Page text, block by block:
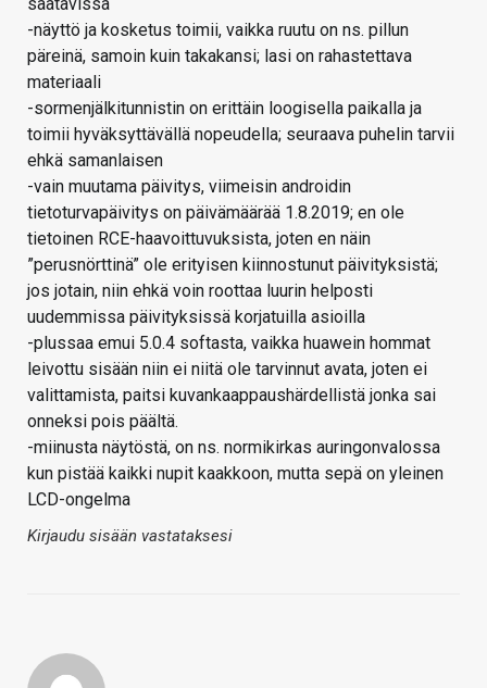
-näyttö ja kosketus toimii, vaikka ruutu on ns. pillun
päreinä, samoin kuin takakansi; lasi on rahastettava
materiaali
-sormenjälkitunnistin on erittäin loogisella paikalla ja
toimii hyväksyttävällä nopeudella; seuraava puhelin tarvii
ehkä samanlaisen
-vain muutama päivitys, viimeisin androidin
tietoturvapäivitys on päivämäärää 1.8.2019; en ole
tietoinen RCE-haavoittuvuksista, joten en näin
”perusnörttinä” ole erityisen kiinnostunut päivityksistä;
jos jotain, niin ehkä voin roottaa luurin helposti
uudemmissa päivityksissä korjatuilla asioilla
-plussaa emui 5.0.4 softasta, vaikka huawein hommat
leivottu sisään niin ei niitä ole tarvinnut avata, joten ei
valittamista, paitsi kuvankaappaushärdellistä jonka sai
onneksi pois päältä.
-miinusta näytöstä, on ns. normikirkas auringonvalossa
kun pistää kaikki nupit kaakkoon, mutta sepä on yleinen
LCD-ongelma
Kirjaudu sisään vastataksesi